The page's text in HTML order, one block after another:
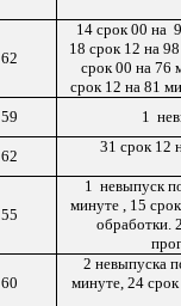
62
14 срок 00 на
18 срок 12 на
срок 00 на 76
срок 12 на 81
59 1
62
31 срок 12
55
1 невыпуск
минуте ,
15
обработки.
60
2 невыпуска
минуте, 24